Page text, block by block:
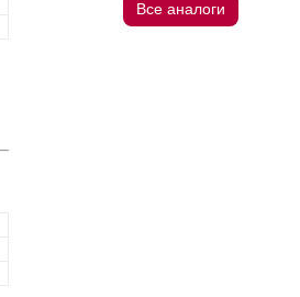
Все аналоги